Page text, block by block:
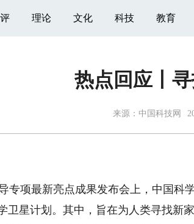
理论 文化 科技 教育
热点回应丨
来源： 中国科技网
项最新亮点成果发布会上，中国科
卫星计划。其中，旨在为人类寻找新